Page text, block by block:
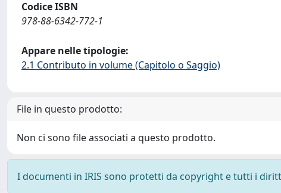
Codice ISBN
978-88-6342-772-1
Appare nelle tipologie:
2.1 Contributo in volume (Capitolo o Saggio)
File in questo prodotto:
Non ci sono file associati a questo prodotto.
I documenti in IRIS sono protetti da copyright e tutti i